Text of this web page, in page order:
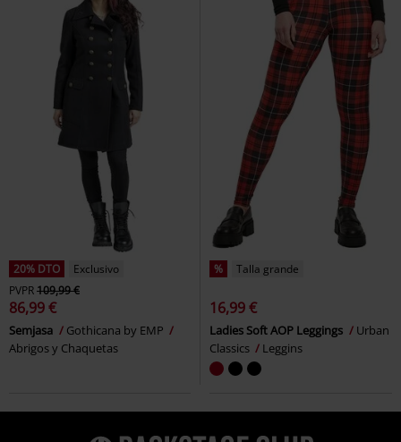
20% DTO
Exclusivo
PVPR109,99 €
86,99 €
Semjasa
Gothicana by EMP
Abrigos y Chaquetas
% Talla grande
16,99 €
Ladies Soft AOP Leggings
Urban
Classics
Leggins